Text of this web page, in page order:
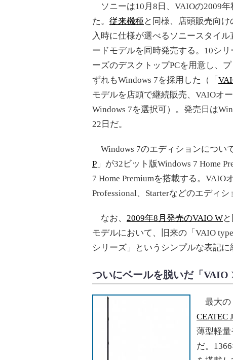
ソニーは10月8日、VAIOの2009年
た。 従来機種と同様、店頭販売向
入時に仕様が選べるソニースタイル
ードモデルを同時発売する。10シリ
ーズのデスクトップPCを用意し、
ずれもWindows 7を採用した（「
モデルを店頭で継続販売、VAIOオ
Windows 7を選択可）。発売日は
22日だ。
Windows 7のエディションについ
P 」が32ビット版Windows 7 Home
7 Home Premiumを搭載する。VAIO
Professional、Starterなどのエディ
なお、 2009年8月発売のVAIO W
モデルにおいて、旧来の「VAIO
シリーズ」というシンプルな表記に
ついにベールを脱いだ「VAIO
最大の
CEATEC
薄型軽量
だ。